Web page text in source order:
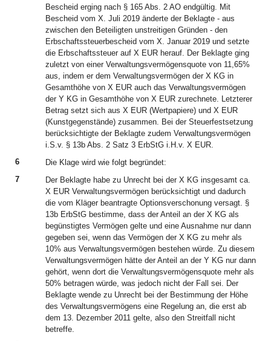
Bescheid erging nach § 165 Abs. 2 AO endgültig. Mit
Bescheid vom X. Juli 2019 änderte der Beklagte - aus
zwischen den Beteiligten unstreitigen Gründen - den
Erbschaftssteuerbescheid vom X. Januar 2019 und setzte
die Erbschaftssteuer auf X EUR herauf. Der Beklagte ging
zuletzt von einer Verwaltungsvermögensquote von 11,65%
aus, indem er dem Verwaltungsvermögen der X KG in
Gesamthöhe von X EUR auch das Verwaltungsvermögen
der Y KG in Gesamthöhe von X EUR zurechnete. Letzterer
Betrag setzt sich aus X EUR (Wertpapiere) und X EUR
(Kunstgegenstände) zusammen. Bei der Steuerfestsetzung
berücksichtigte der Beklagte zudem Verwaltungsvermögen
i.S.v. § 13b Abs. 2 Satz 3 ErbStG i.H.v. X EUR.
6
Die Klage wird wie folgt begründet:
7
Der Beklagte habe zu Unrecht bei der X KG insgesamt ca.
X EUR Verwaltungsvermögen berücksichtigt und dadurch
die vom Kläger beantragte Optionsverschonung versagt. §
13b ErbStG bestimme, dass der Anteil an der X KG als
begünstigtes Vermögen gelte und eine Ausnahme nur dann
gegeben sei, wenn das Vermögen der X KG zu mehr als
10% aus Verwaltungsvermögen bestehen würde. Zu diesem
Verwaltungsvermögen hätte der Anteil an der Y KG nur dann
gehört, wenn dort die Verwaltungsvermögensquote mehr als
50% betragen würde, was jedoch nicht der Fall sei. Der
Beklagte wende zu Unrecht bei der Bestimmung der Höhe
des Verwaltungsvermögens eine Regelung an, die erst ab
dem 13. Dezember 2011 gelte, also den Streitfall nicht
betreffe.